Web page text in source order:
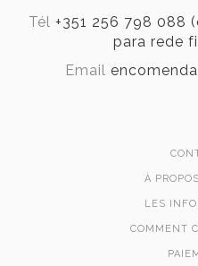
Tél +351 256 798 088
para rede
Email
À
LES
COMMENT